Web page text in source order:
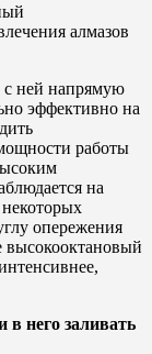
алмазов
с ней напрямую
эффективно на
работы
на
опережения
высокооктановый
него заливать